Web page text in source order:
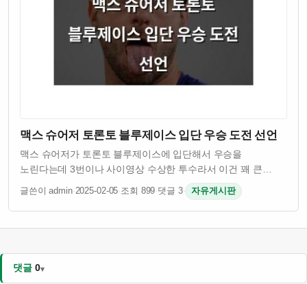
맥스 슈어저 토론토 블루제이스 입단 우승 도전 선언
맥스 슈어저가 토론토 블루제이스에 입단해서 우승을
노린다는데 3번이나 사이영상 수상한 투수라서 이건 꽤 큰
이슈임 그런데 슈어저 나이 41살인데도 불구하고 여전히
경기력이 괜찮은 걸로 알려져 있음 토론토 입장에서는 유명
투수를 영입해서 팀 전력을 보강하려는 의도인 듯 …
글쓴이 admin·2025-02-05·조회 899·댓글 3· 자유게시판
댓글 0